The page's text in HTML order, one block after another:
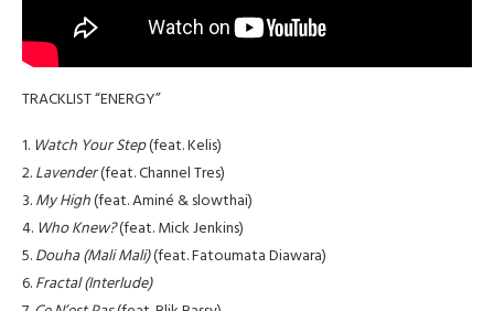
TRACKLIST “ENERGY”
1. Watch Your Step(feat. Kelis)
2.Lavender(feat. Channel Tres)
3.My High(feat. Aminé & slowthai)
4. Who Knew?(feat. Mick Jenkins)
5.Douha (Mali Mali)(feat. Fatoumata Diawara)
6.Fractal (Interlude)